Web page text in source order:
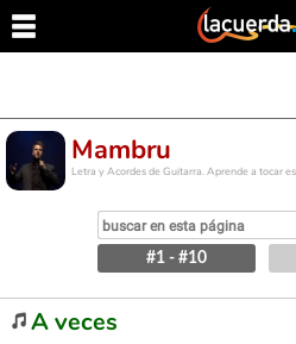
Mambru
Letra y Acordes de Guitarra. Aprende a tocar
#1 - #10
A veces